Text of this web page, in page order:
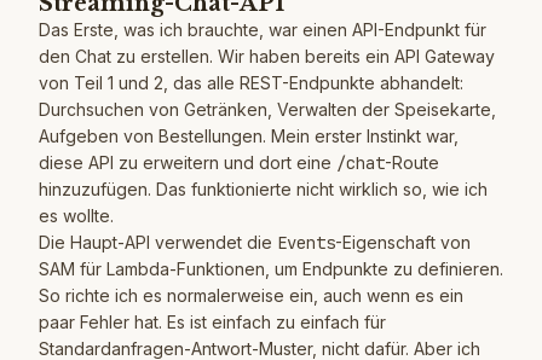
Das Erste, was ich brauchte, war einen API-Endpunkt für
den Chat zu erstellen. Wir haben bereits ein API Gateway
von Teil 1 und 2, das alle REST-Endpunkte abhandelt:
Durchsuchen von Getränken, Verwalten der Speisekarte,
Aufgeben von Bestellungen. Mein erster Instinkt war,
diese API zu erweitern und dort eine /chat-Route
hinzuzufügen. Das funktionierte nicht wirklich so, wie ich
es wollte.
Die Haupt-API verwendet die Events-Eigenschaft von
SAM für Lambda-Funktionen, um Endpunkte zu definieren.
So richte ich es normalerweise ein, auch wenn es ein
paar Fehler hat. Es ist einfach zu einfach für
Standardanfragen-Antwort-Muster, nicht dafür. Aber ich